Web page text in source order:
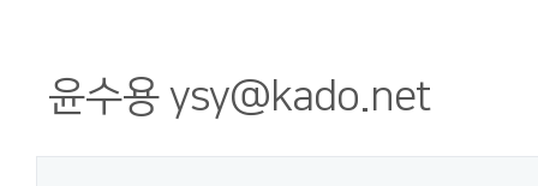
윤수용 ysy@kado.net